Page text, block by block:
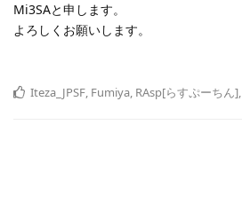
Mi3SAと申します。
よろしくお願いします。
Iteza_JPSF, Fumiya, RAsp[らすぷーちん],